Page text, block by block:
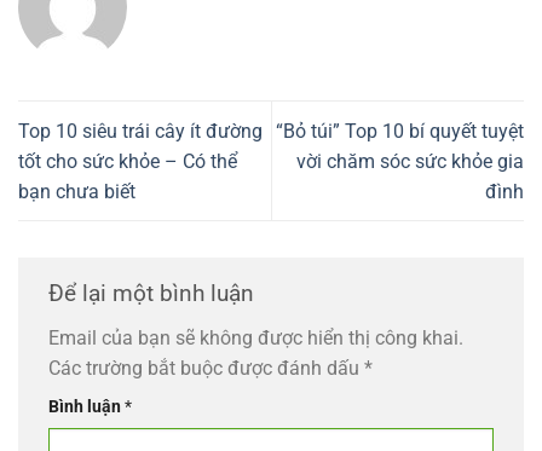
Top 10 siêu trái cây ít đường
tốt cho sức khỏe – Có thể
bạn chưa biết
“Bỏ túi” Top 10 bí quyết tuyệt
vời chăm sóc sức khỏe gia
đình
Để lại một bình luận
Email của bạn sẽ không được hiển thị công khai.
Các trường bắt buộc được đánh dấu *
Bình luận*